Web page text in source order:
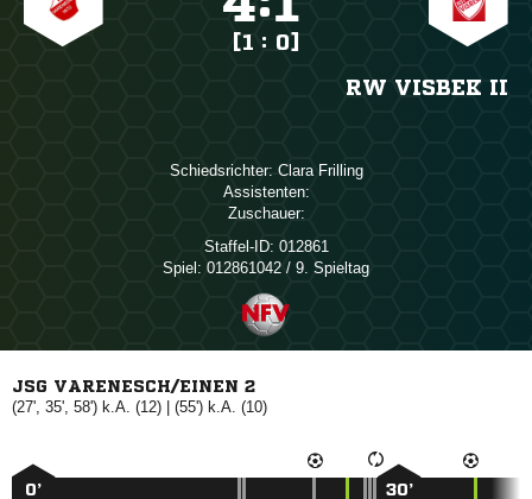
[1 : 0]
RW VISBEK II
Schiedsrichter:  
Assistenten:
Zuschauer:
Staffel-ID: 012861
Spiel: 012861042 / 9. Spieltag
JSG VARENESCH/EINEN 2
(27', 35', 58') k.A. (12) | (55') k.A. (10)
0’ 30’